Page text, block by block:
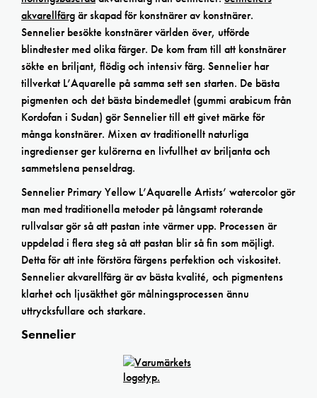
akvarellfärgär skapad för konstnärer av konstnärer.
Sennelier besökte konstnärer världen över, utförde
blindtester med olika färger. De kom fram till att konstnärer
sökte en briljant, flödig och intensiv färg. Sennelier har
tillverkat L’Aquarelle på samma sett sen starten. De bästa
pigmenten och det bästa bindemedlet (gummi arabicum från
Kordofan i Sudan) gör Sennelier till ett givet märke för
många konstnärer. Mixen av traditionellt naturliga
ingredienser ger kulörerna en livfullhet av briljanta och
sammetslena penseldrag.
Sennelier Primary Yellow L’Aquarelle Artists’ watercolor gör
man med traditionella metoder på långsamt roterande
rullvalsar gör så att pastan inte värmer upp. Processen är
uppdelad i flera steg så att pastan blir så fin som möjligt.
Detta för att inte förstöra färgens perfektion och viskositet.
Sennelier akvarellfärg är av bästa kvalité, och pigmentens
klarhet och ljusäkthet gör målningsprocessen ännu
uttrycksfullare och starkare.
Sennelier